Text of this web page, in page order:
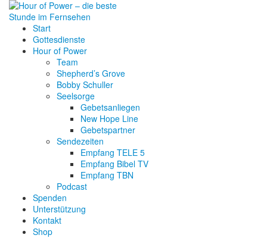
Start
Gottesdienste
Hour of Power
Team
Shepherd’s Grove
Bobby Schuller
Seelsorge
Gebetsanliegen
New Hope Line
Gebetspartner
Sendezeiten
Empfang TELE 5
Empfang Bibel TV
Empfang TBN
Podcast
Spenden
Unterstützung
Kontakt
Shop